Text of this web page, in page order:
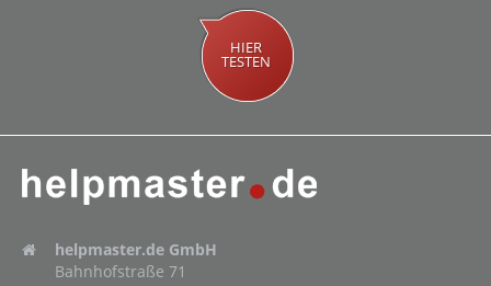
HIER
TESTEN
helpmaster.de GmbH
Bahnhofstraße 71